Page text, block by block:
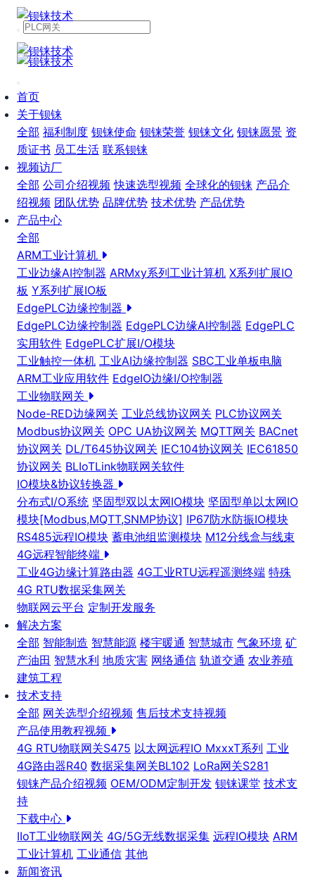
首页
关于钡铼
全部 福利制度 钡铼使命 钡铼荣誉 钡铼文化 钡铼愿景 资
质证书 员工生活 联系钡铼
视频访厂
全部 公司介绍视频 快速选型视频 全球化的钡铼 产品介
绍视频 团队优势 品牌优势 技术优势 产品优势
产品中心
全部
ARM工业计算机
工业边缘AI控制器 ARMxy系列工业计算机 X系列扩展IO
板 Y系列扩展IO板
EdgePLC边缘控制器
EdgePLC边缘控制器 EdgePLC边缘AI控制器 EdgePLC
实用软件 EdgePLC扩展I/O模块
工业触控一体机 工业AI边缘控制器 SBC工业单板电脑
ARM工业应用软件 EdgeIO边缘I/O控制器
工业物联网关
Node-RED边缘网关 工业总线协议网关 PLC协议网关
Modbus协议网关 OPC UA协议网关 MQTT网关 BACnet
协议网关 DL/T645协议网关 IEC104协议网关 IEC61850
协议网关 BLIoTLink物联网关软件
IO模块&协议转换器
分布式I/O系统 坚固型双以太网IO模块 坚固型单以太网IO
模块[Modbus,MQTT,SNMP协议] IP67防水防振IO模块
RS485远程IO模块 蓄电池组监测模块 M12分线盒与线束
4G远程智能终端
工业4G边缘计算路由器 4G工业RTU远程遥测终端 特殊
4G RTU数据采集网关
物联网云平台 定制开发服务
解决方案
全部 智能制造 智慧能源 楼宇暖通 智慧城市 气象环境 矿
产油田 智慧水利 地质灾害 网络通信 轨道交通 农业养殖
建筑工程
技术支持
全部 网关选型介绍视频 售后技术支持视频
产品使用教程视频
4G RTU物联网关S475 以太网远程IO MxxxT系列 工业
4G路由器R40 数据采集网关BL102 LoRa网关S281
钡铼产品介绍视频 OEM/ODM定制开发 钡铼课堂 技术支
持
下载中心
IIoT工业物联网关 4G/5G无线数据采集 远程IO模块 ARM
工业计算机 工业通信 其他
新闻资讯